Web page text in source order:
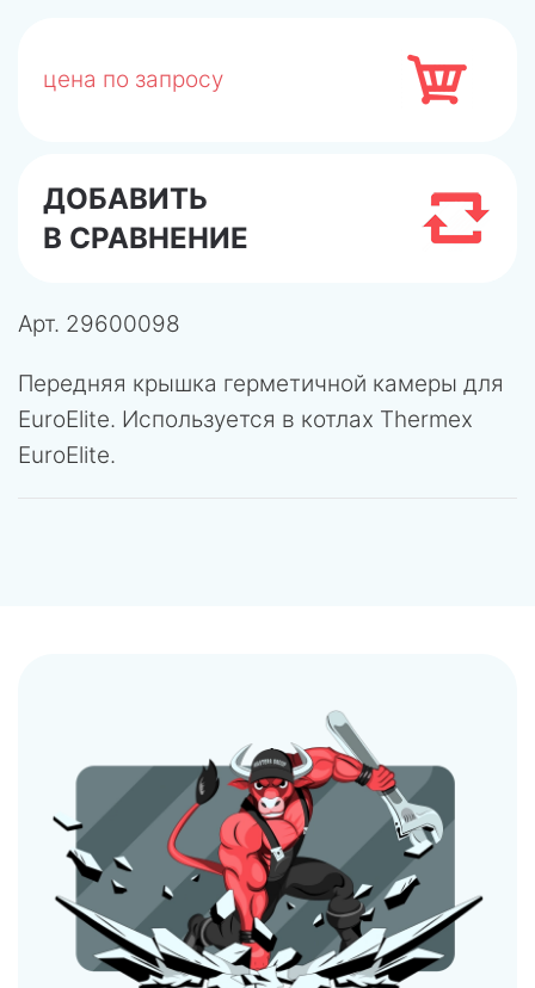
цена по запросу
ДОБАВИТЬ
В СРАВНЕНИЕ
Арт. 29600098
Передняя крышка герметичной камеры для
EuroElite. Используется в котлах Thermex
EuroElite.